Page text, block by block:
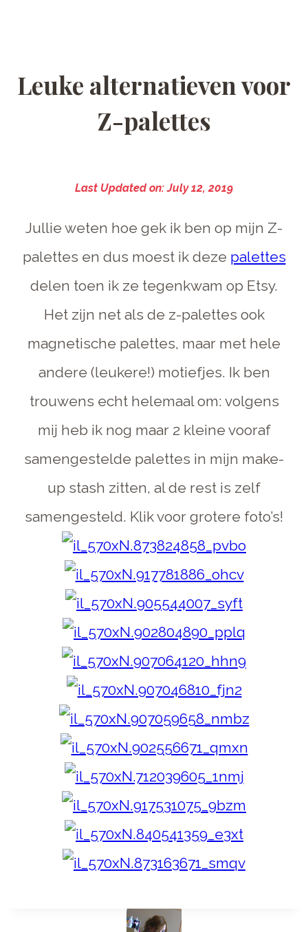
Leuke alternatieven voor
Z-palettes
Last Updated on: July 12, 2019
Jullie weten hoe gek ik ben op mijn Z-
palettes en dus moest ik deze palettes
delen toen ik ze tegenkwam op Etsy.
Het zijn net als de z-palettes ook
magnetische palettes, maar met hele
andere (leukere!) motiefjes. Ik ben
trouwens echt helemaal om: volgens
mij heb ik nog maar 2 kleine vooraf
samengestelde palettes in mijn make-
up stash zitten, al de rest is zelf
samengesteld. Klik voor grotere foto’s!